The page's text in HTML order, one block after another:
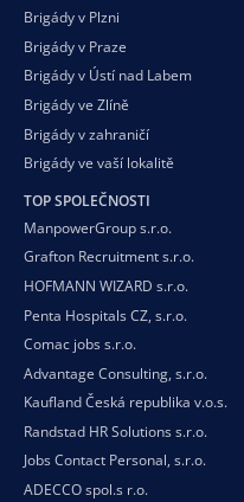
Brigády v Plzni
Brigády v Praze
Brigády v Ústí nad Labem
Brigády ve Zlíně
Brigády v zahraničí
Brigády ve vaší lokalitě
TOP SPOLEČNOSTI
ManpowerGroup s.r.o.
Grafton Recruitment s.r.o.
HOFMANN WIZARD s.r.o.
Penta Hospitals CZ, s.r.o.
Comac jobs s.r.o.
Advantage Consulting, s.r.o.
Kaufland Česká republika v.o.s.
Randstad HR Solutions s.r.o.
Jobs Contact Personal, s.r.o.
ADECCO spol.s r.o.